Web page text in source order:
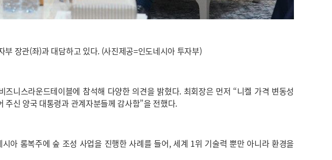
장관(좌)과 대담하고 있다. (사진제공=인도네시아 투자부)
니스라운드테이블에 참석해 다양한 의견을 밝혔다. 최회장은 먼저 “니켈 가격 변동성
신 양국 대통령과 관계자분들께 감사함”을 전했다.
아 롬복주에 숲 조성 사업을 진행한 사례를 들어, 세계 1위 기술력 뿐만 아니라 환경을